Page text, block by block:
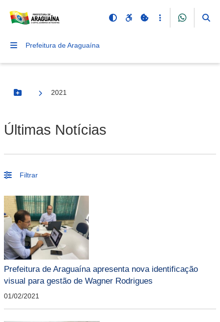
Prefeitura de Araguaína
Botão Menu
2021
Últimas Notícias
Filtrar
Prefeitura de Araguaína apresenta nova identificação
visual para gestão de Wagner Rodrigues
01/02/2021